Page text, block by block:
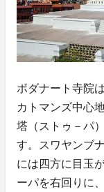
ボダナート寺院
カトマンズ中心
塔（ストゥ－パ
す。スワヤンブ
には四方に目玉
ーパを右回りに